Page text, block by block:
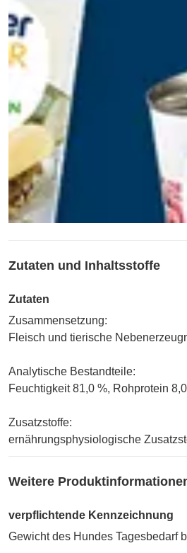
Zutaten und Inhaltsstoffe
Zutaten
Zusammensetzung:
Fleisch und tierische
Analytische Bestandteile:
Feuchtigkeit 81,0 %, Rohprotein
Zusatzstoffe:
ernährungsphysiologische
Weitere
verpflichtende Kennzeichnung
Gewicht des Hundes Tagesbedarf